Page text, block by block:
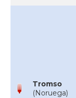
Tromso
(Noruega)